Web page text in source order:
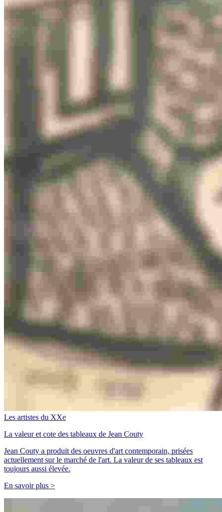
Les artistes du XXe
La valeur et cote des tableaux de Jean Couty
Jean Couty a produit des oeuvres d'art contemporain, prisées
actuellement sur le marché de l'art. La valeur de ses tableaux est
toujours aussi élevée.
En savoir plus >